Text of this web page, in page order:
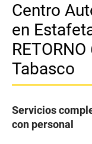
Centro
en
Tabasco
Servicios
con personal